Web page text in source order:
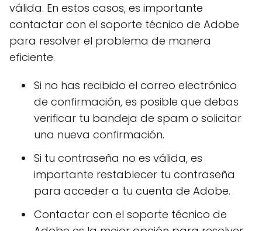
válida. En estos casos, es importante
contactar con el soporte técnico de Adobe
para resolver el problema de manera
eficiente.
Si no has recibido el correo electrónico
de confirmación, es posible que debas
verificar tu bandeja de spam o solicitar
una nueva confirmación.
Si tu contraseña no es válida, es
importante restablecer tu contraseña
para acceder a tu cuenta de Adobe.
Contactar con el soporte técnico de